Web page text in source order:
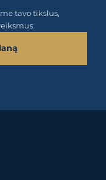
tavo tikslus,